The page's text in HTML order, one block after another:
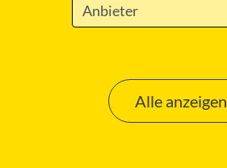
Anbieter
Alle anzeigen